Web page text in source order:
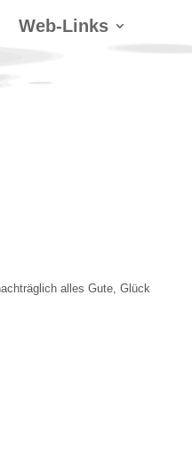
Web-Links
alles Gute, Glück